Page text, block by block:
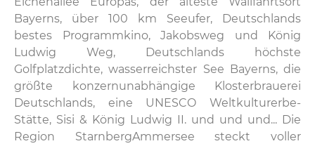
Bayerns, über 100 km Seeufer, Deutschlands
bestes Programmkino, Jakobsweg und König
Ludwig Weg, Deutschlands höchste
Golfplatzdichte, wasserreichster See Bayerns, die
größte konzernunabhängige Klosterbrauerei
Deutschlands, eine UNESCO Weltkulturerbe-
Stätte, Sisi & König Ludwig II. und und und... Die
Region StarnbergAmmersee steckt voller